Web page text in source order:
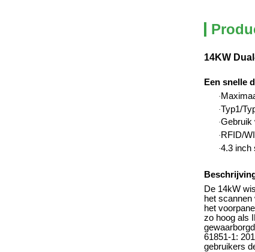
14KW
Een snelle
·
·Typ1/
·Gebruik
· RFID/
·4.3 inch
De 14kW
het scannen
het
zo hoog als
61851-1:
gebruikers